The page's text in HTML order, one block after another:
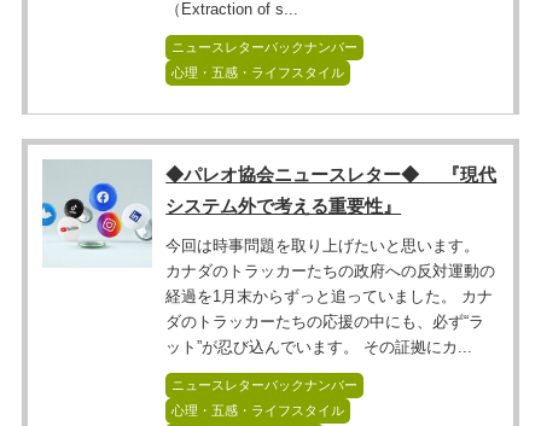
（Extraction of s...
ニュースレターバックナンバー
心理・五感・ライフスタイル
◆パレオ協会ニュースレター◆ 『現代
システム外で考える重要性』
今回は時事問題を取り上げたいと思います。
カナダのトラッカーたちの政府への反対運動の
経過を1月末からずっと追っていました。 カナ
ダのトラッカーたちの応援の中にも、必ず“ラ
ット”が忍び込んでいます。 その証拠にカ...
ニュースレターバックナンバー
心理・五感・ライフスタイル